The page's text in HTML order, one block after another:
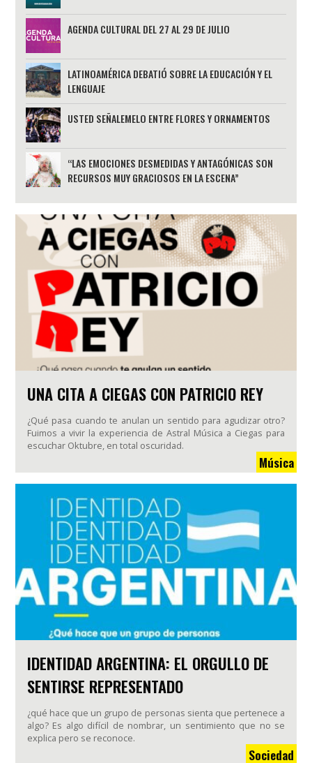
AGENDA CULTURAL DEL 27 AL 29 DE JULIO
LATINOAMÉRICA DEBATIÓ SOBRE LA EDUCACIÓN Y EL
LENGUAJE
USTED SEÑALEMELO ENTRE FLORES Y ORNAMENTOS
“LAS EMOCIONES DESMEDIDAS Y ANTAGÓNICAS SON
RECURSOS MUY GRACIOSOS EN LA ESCENA”
UNA CITA A CIEGAS CON PATRICIO REY
¿Qué pasa cuando te anulan un sentido para agudizar otro?
Fuimos a vivir la experiencia de Astral Música a Ciegas para
escuchar Oktubre, en total oscuridad.
Música
IDENTIDAD ARGENTINA: EL ORGULLO DE
SENTIRSE REPRESENTADO
¿qué hace que un grupo de personas sienta que pertenece a
algo? Es algo difícil de nombrar, un sentimiento que no se
explica pero se reconoce.
Sociedad